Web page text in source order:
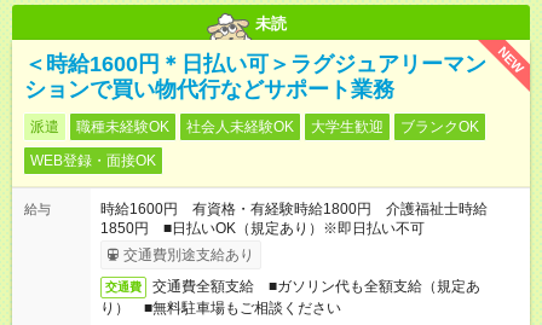
未読
NEW
＜時給1600円＊日払い可＞ラグジュアリーマン
ションで買い物代行などサポート業務
派遣 職種未経験OK 社会人未経験OK 大学生歓迎
ブランクOK
WEB登録・面接OK
給与
時給1600円 有資格・有経験時給1800円 介護福祉士時給
1850円 ■日払いOK（規定あり）※即日払い不可
交通費別途支給あり
交通費
交通費全額支給 ■ガソリン代も全額支給（規定あ
り） ■無料駐車場もご相談ください